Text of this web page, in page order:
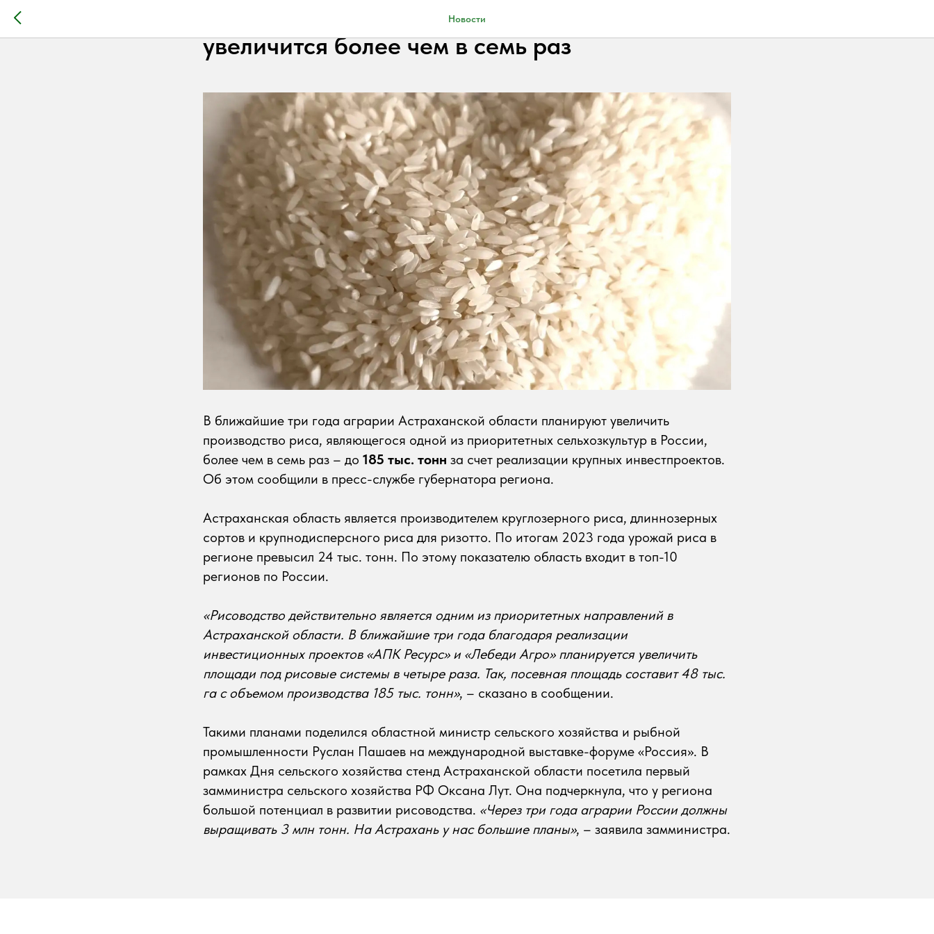
Новости
Производство риса в Астраханской области
увеличится более чем в семь раз
В ближайшие три года аграрии Астраханской области планируют увеличить
производство риса, являющегося одной из приоритетных сельхозкультур в России,
более чем в семь раз – до 185 тыс. тонн за счет реализации крупных инвестпроектов.
Об этом сообщили в пресс-службе губернатора региона.
Астраханская область является производителем круглозерного риса, длиннозерных
сортов и крупнодисперсного риса для ризотто. По итогам 2023 года урожай риса в
регионе превысил 24 тыс. тонн. По этому показателю область входит в топ-10
регионов по России.
«Рисоводство действительно является одним из приоритетных направлений в
Астраханской области. В ближайшие три года благодаря реализации
инвестиционных проектов «АПК Ресурс»‎ и «Лебеди Агро»‎ планируется увеличить
площади под рисовые системы в четыре раза. Так, посевная площадь составит 48 тыс.
га с объемом производства 185 тыс. тонн»‎, – сказано в сообщении.
Такими планами поделился областной министр сельского хозяйства и рыбной
промышленности Руслан Пашаев на международной выставке-форуме «Россия». В
рамках Дня сельского хозяйства стенд Астраханской области посетила первый
замминистра сельского хозяйства РФ Оксана Лут. Она подчеркнула, что у региона
большой потенциал в развитии рисоводства. «Через три года аграрии России должны
выращивать 3 млн тонн. На Астрахань у нас большие планы», – заявила замминистра.